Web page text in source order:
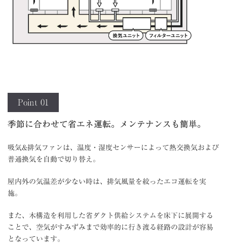
Point 01
季節に合わせて省エネ運転。メンテナンスも簡単。
吸気&排気ファンは、温度・湿度センサーによって熱交換気および
普通換気を自動で切り替え。
屋内外の気温差が少ない時は、排気風量を絞ったエコ運転を実
施。
また、木構造を利用した省ダクト供給システムを床下に展開する
ことで、空気がすみずみまで効率的に行き渡る経路の設計が容易
となっています。